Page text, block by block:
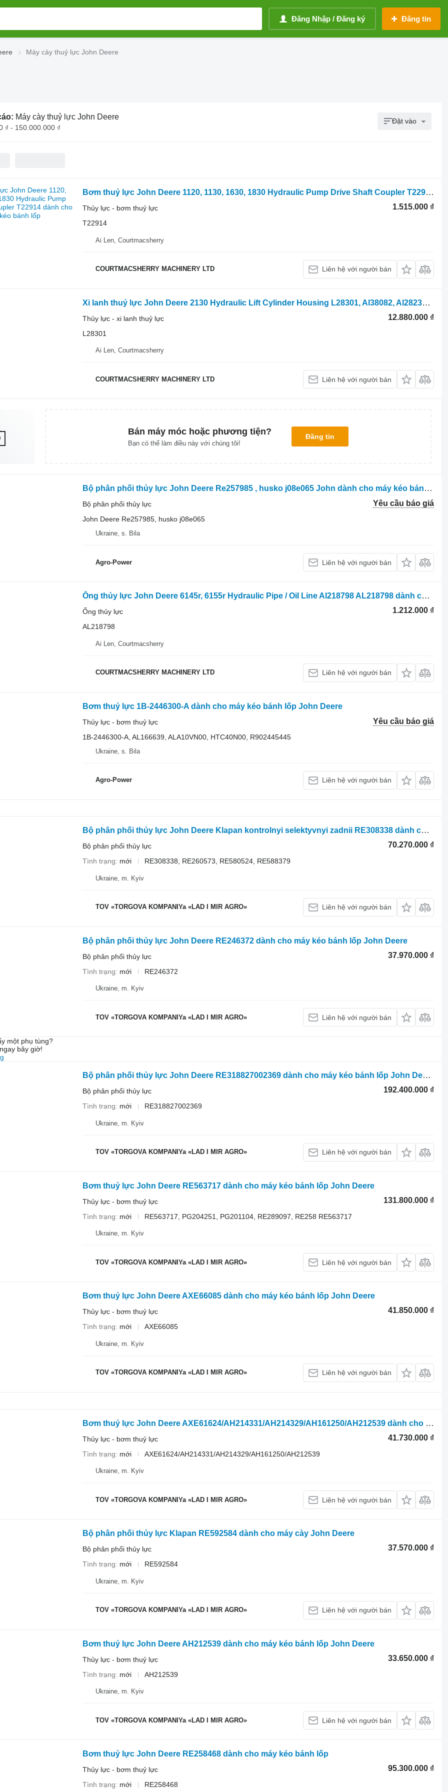
Đăng Nhập / Đăng ký Đăng tin
Máy cày thuỷ lực John Deere
Máy cày thuỷ lực John Deere
₫ - 150.000.000 ₫
Đặt vào
Bơm thuỷ lực John Deere 1120, 1130, 1630, 1830 Hydraulic Pump Drive Shaft Coupler T22914 dành cho máy kéo bánh lốp
1.515.000 ₫
Thủy lực - bơm thuỷ lực
T22914
Ai Len, Courtmacsherry
COURTMACSHERRY MACHINERY LTD Liên hệ với người bán
Xi lanh thuỷ lực John Deere 2130 Hydraulic Lift Cylinder Housing L28301, Al38082, Al28230 Al dành cho máy kéo bánh lốp
12.880.000 ₫
Thủy lực - xi lanh thuỷ lực
L28301
Ai Len, Courtmacsherry
COURTMACSHERRY MACHINERY LTD Liên hệ với người bán
Bán máy móc hoặc phương tiện?
Bạn có thể làm điều này với chúng tôi!
Đăng tin
Bộ phân phối thủy lực John Deere Re257985 , husko j08e065 John dành cho máy kéo bánh lốp
Yêu cầu báo giá
Bộ phân phối thủy lực
John Deere Re257985, husko j08e065
Ukraine, s. Bila
Agro-Power Liên hệ với người bán
Ống thủy lực John Deere 6145r, 6155r Hydraulic Pipe / Oil Line Al218798 AL218798 dành cho máy kéo bánh lốp
1.212.000 ₫
Ống thủy lực
AL218798
Ai Len, Courtmacsherry
COURTMACSHERRY MACHINERY LTD Liên hệ với người bán
Bơm thuỷ lực 1B-2446300-A dành cho máy kéo bánh lốp John Deere
Yêu cầu báo giá
Thủy lực - bơm thuỷ lực
1B-2446300-A, AL166639, ALA10VN00, HTC40N00, R902445445
Ukraine, s. Bila
Agro-Power Liên hệ với người bán
Bộ phân phối thủy lực John Deere Klapan kontrolnyi selektyvnyi zadnii RE308338 dành cho máy kéo bánh lốp John Deere
70.270.000 ₫
Bộ phân phối thủy lực
Tình trạng
mới RE308338, RE260573, RE580524, RE588379
Ukraine, m. Kyiv
TOV «TORGOVA KOMPANIYa «LAD I MIR AGRO» Liên hệ với người bán
Bộ phân phối thủy lực John Deere RE246372 dành cho máy kéo bánh lốp John Deere
37.970.000 ₫
Bộ phân phối thủy lực
Tình trạng
mới RE246372
Ukraine, m. Kyiv
TOV «TORGOVA KOMPANIYa «LAD I MIR AGRO» Liên hệ với người bán
một phụ tùng?
bây giờ!
Bộ phân phối thủy lực John Deere RE318827002369 dành cho máy kéo bánh lốp John Deere
192.400.000 ₫
Bộ phân phối thủy lực
Tình trạng
mới RE318827002369
Ukraine, m. Kyiv
TOV «TORGOVA KOMPANIYa «LAD I MIR AGRO» Liên hệ với người bán
Bơm thuỷ lực John Deere RE563717 dành cho máy kéo bánh lốp John Deere
131.800.000 ₫
Thủy lực - bơm thuỷ lực
Tình trạng
mới RE563717, PG204251, PG201104, RE289097, RE258 RE563717
Ukraine, m. Kyiv
TOV «TORGOVA KOMPANIYa «LAD I MIR AGRO» Liên hệ với người bán
Bơm thuỷ lực John Deere AXE66085 dành cho máy kéo bánh lốp John Deere
41.850.000 ₫
Thủy lực - bơm thuỷ lực
Tình trạng
mới AXE66085
Ukraine, m. Kyiv
TOV «TORGOVA KOMPANIYa «LAD I MIR AGRO» Liên hệ với người bán
Bơm thuỷ lực John Deere AXE61624/AH214331/AH214329/AH161250/AH212539 dành cho máy kéo bánh lốp John Deere
41.730.000 ₫
Thủy lực - bơm thuỷ lực
Tình trạng
mới AXE61624/AH214331/AH214329/AH161250/AH212539
Ukraine, m. Kyiv
TOV «TORGOVA KOMPANIYa «LAD I MIR AGRO» Liên hệ với người bán
Bộ phân phối thủy lực Klapan RE592584 dành cho máy cày John Deere
37.570.000 ₫
Bộ phân phối thủy lực
Tình trạng
mới RE592584
Ukraine, m. Kyiv
TOV «TORGOVA KOMPANIYa «LAD I MIR AGRO» Liên hệ với người bán
Bơm thuỷ lực John Deere AH212539 dành cho máy kéo bánh lốp John Deere
33.650.000 ₫
Thủy lực - bơm thuỷ lực
Tình trạng
mới AH212539
Ukraine, m. Kyiv
TOV «TORGOVA KOMPANIYa «LAD I MIR AGRO» Liên hệ với người bán
Bơm thuỷ lực John Deere RE258468 dành cho máy kéo bánh lốp
95.300.000 ₫
Thủy lực - bơm thuỷ lực
Tình trạng
mới RE258468